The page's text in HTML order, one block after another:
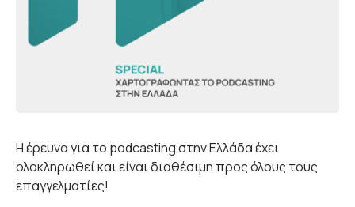
Η έρευνα για το podcasting στην Ελλάδα έχει
ολοκληρωθεί και είναι διαθέσιμη προς όλους τους
επαγγελματίες!